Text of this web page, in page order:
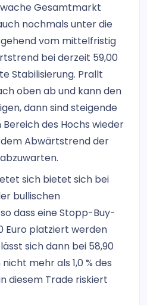
Gesamtmarkt
nochmals unter die
vom mittelfristig
bei derzeit 59,00
Stabilisierung. Prallt
oben ab und kann den
dann sind steigende
des Hochs wieder
dem Abwärtstrend der
sich bietet sich bei
bullischen
dass eine Stopp-Buy-
Euro platziert werden
sich dann bei 58,90
mehr als 1,0 % des
diesem Trade riskiert